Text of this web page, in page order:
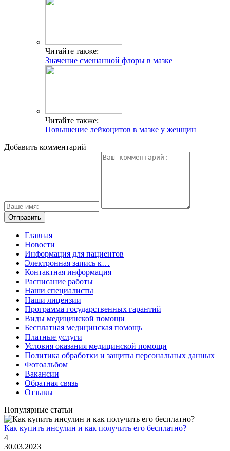
Читайте также:
Значение смешанной флоры в мазке
Читайте также:
Повышение лейкоцитов в мазке у женщин
Добавить комментарий
Главная
Новости
Информация для пациентов
Электронная запись к…
Контактная информация
Расписание работы
Наши специалисты
Наши лицензии
Программа государственных гарантий
Виды медицинской помощи
Бесплатная медицинская помощь
Платные услуги
Условия оказания медицинской помощи
Политика обработки и защиты персональных данных
Фотоальбом
Вакансии
Обратная связь
Отзывы
Популярные статьи
Как купить инсулин и как получить его бесплатно?
4
30.03.2023